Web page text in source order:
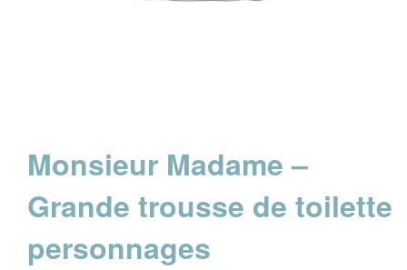
Monsieur Madame –
Grande trousse de toilette
personnages